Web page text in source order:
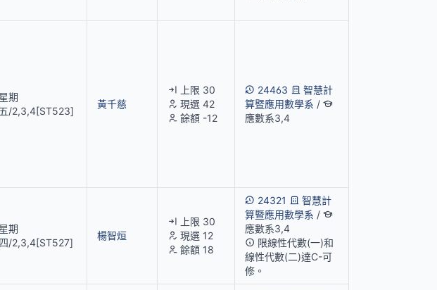
星期
五/2,3,4[ST523]
黃千慈
上限 30
現選 42
餘額 -12
24463
智慧計
算暨應用數學系 /
應數系3,4
星期
四/2,3,4[ST527]
楊智烜
上限 30
現選 12
餘額 18
24321
智慧計
算暨應用數學系 /
應數系3,4
限線性代數(一)和
線性代數(二)達C-可
修。